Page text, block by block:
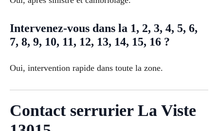
Intervenez-vous dans la 1, 2, 3, 4, 5, 6,
7, 8, 9, 10, 11, 12, 13, 14, 15, 16 ?
Oui, intervention rapide dans toute la zone.
Contact serrurier La Viste